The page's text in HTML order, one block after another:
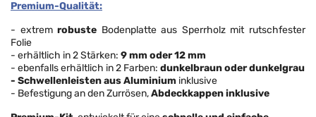
Premium-Qualität:
- extremrobuste Bodenplatte aus Sperrholz mit rutschfester
Folie
- erhältlich in 2 Stärken: 9 mm oder 12 mm
- ebenfalls erhältlich in 2 Farben: dunkelbraun oder dunkelgrau
- Schwellenleisten aus Aluminium inklusive
- Befestigung an den Zurrösen,Abdeckkappen inklusive